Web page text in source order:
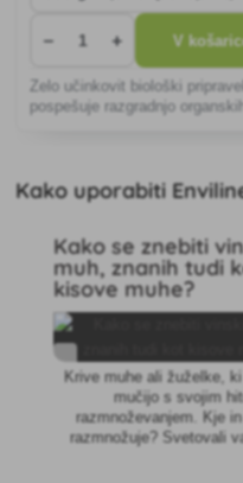
− + V
Zelo učinkovit biološki
pospešuje razgradnjo
Kako uporabiti
Kako se znebiti
muh, znanih tudi
kisove muhe?
Krive muhe ali žuželke,
mučijo s svojim
razmnoževanjem. Kje
razmnožuje? Svetovali